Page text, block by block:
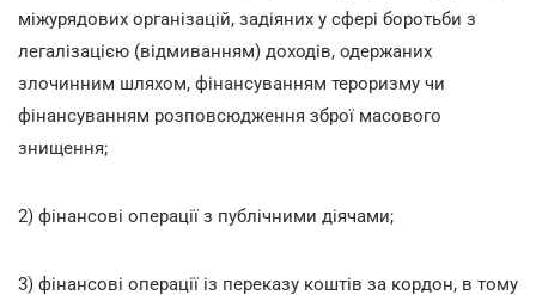
міжурядових організацій, задіяних у сфері боротьби з
легалізацією (відмиванням) доходів, одержаних
злочинним шляхом, фінансуванням тероризму чи
фінансуванням розповсюдження зброї масового
знищення;
2) фінансові операції з публічними діячами;
3) фінансові операції із переказу коштів за кордон, в тому